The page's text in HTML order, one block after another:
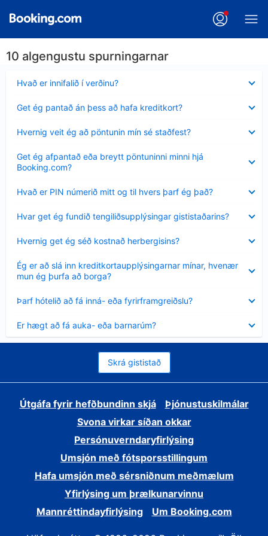
10 algengustu spurningarnar
Hvað er innifalið í verðinu?
sýnt
Get ég pantað án þess að hafa kreditkort?
sýnt
Hvernig veit ég að pöntunin mín sé staðfest?
sýnt
Get ég afpantað eða breytt pöntuninni minni hjá
Booking.com?
sýnt
Hvað er PIN númerið mitt og til hvers þarf ég það?
sýnt
Hvar get ég fundið tengiliðsupplýsingar gististaðarins?
sýnt
Hvernig get ég séð kostnað herbergisins?
sýnt
Ég er að slá inn kreditkortaupplýsingarnar mínar, hvenær
mun ég þurfa að borga?
Minna
sýnt
Þarf hótelið að fá inná- eða fyrirframgreiðslu?
sýnt
Er hægt að fá auka- eða barnarúm?
sýnt
Skrá gististað
Útgáfa fyrir hefðbundinn skjá
Þjónustuskilmálar
Svona virkar síðan okkar
Persónuverndaryfirlýsing
Umsjón með fótsporsstillingum
Hafa umsjón með sérsniðnum meðmælum
Yfirlýsing um þrælkunarvinnu
Mannréttindayfirlýsing
Um Booking.com